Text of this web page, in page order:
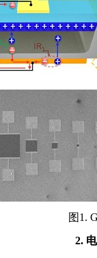
图1.
2.